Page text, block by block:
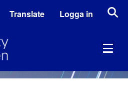
Translate Logga in